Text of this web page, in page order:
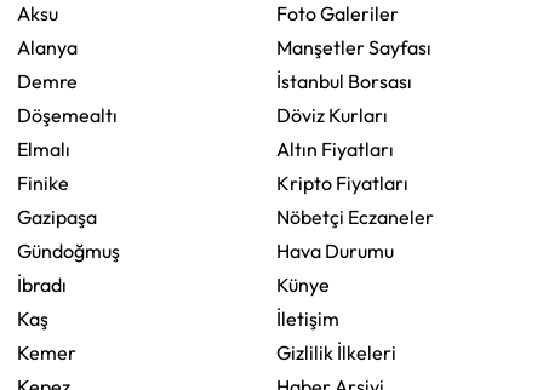
Aksu
Alanya
Demre
Döşemealtı
Elmalı
Finike
Gazipaşa
Gündoğmuş
İbradı
Kaş
Kemer
Foto Galeriler
Manşetler Sayfası
İstanbul Borsası
Döviz Kurları
Altın Fiyatları
Kripto Fiyatları
Nöbetçi Eczaneler
Hava Durumu
Künye
İletişim
Gizlilik İlkeleri